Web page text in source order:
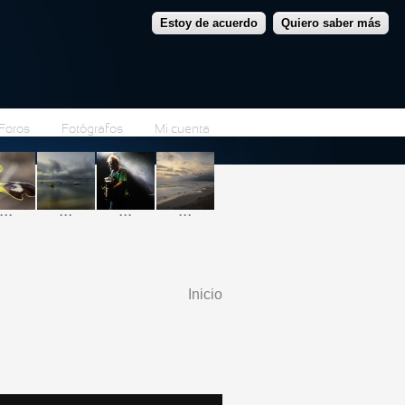
Estoy de acuerdo Quiero saber más
Fotógrafos Mi cuenta
... ... ... ...
Inicio